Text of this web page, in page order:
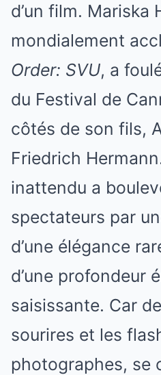
d’un film. Mariska
mondialement
Order: SVU, a
du Festival de
côtés de son fils,
Friedrich
inattendu a
spectateurs par
d’une élégance
d’une profondeur
saisissante. Car
sourires et les
photographes, se